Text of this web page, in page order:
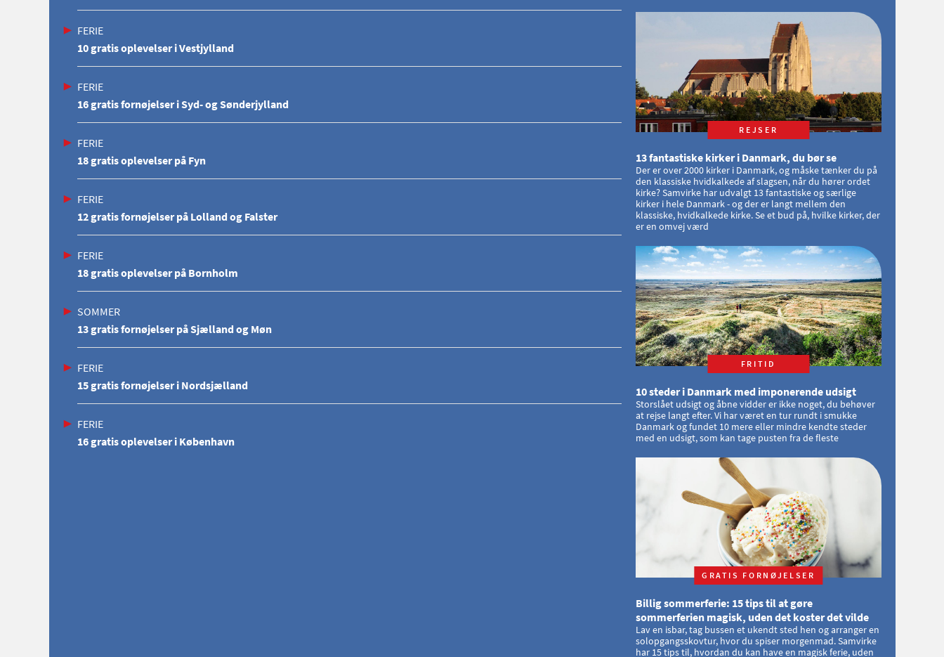
FERIE
10 gratis oplevelser i Vestjylland
FERIE
16 gratis fornøjelser i Syd- og Sønderjylland
FERIE
18 gratis oplevelser på Fyn
FERIE
12 gratis fornøjelser på Lolland og Falster
FERIE
18 gratis oplevelser på Bornholm
SOMMER
13 gratis fornøjelser på Sjælland og Møn
FERIE
15 gratis fornøjelser i Nordsjælland
FERIE
16 gratis oplevelser i København
REJSER
13 fantastiske kirker i Danmark, du bør se
Der er over 2000 kirker i Danmark, og måske tænker du på
den klassiske hvidkalkede af slagsen, når du hører ordet
kirke? Samvirke har udvalgt 13 fantastiske og særlige
kirker i hele Danmark - og der er langt mellem den
klassiske, hvidkalkede kirke. Se et bud på, hvilke kirker, der
er en omvej værd
FRITID
10 steder i Danmark med imponerende udsigt
Storslået udsigt og åbne vidder er ikke noget, du behøver
at rejse langt efter. Vi har været en tur rundt i smukke
Danmark og fundet 10 mere eller mindre kendte steder
med en udsigt, som kan tage pusten fra de fleste
GRATIS FORNØJELSER
Billig sommerferie: 15 tips til at gøre
sommerferien magisk, uden det koster det vilde
Lav en isbar, tag bussen et ukendt sted hen og arranger en
solopgangsskovtur, hvor du spiser morgenmad. Samvirke
har 15 tips til, hvordan du kan have en magisk ferie, uden